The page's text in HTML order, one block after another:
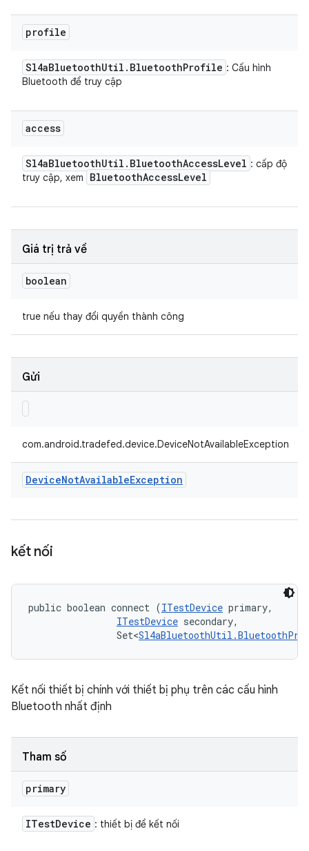
profile
Sl4aBluetoothUtil . BluetoothProfile : Cấu hình
Bluetooth để truy cập
access
Sl4aBluetoothUtil . BluetoothAccessLevel : cấp độ
truy cập, xem
BluetoothAccessLevel
Giá trị trả về
boolean
true nếu thay đổi quyền thành công
Gửi
com.android.tradefed.device.DeviceNotAvailableException
DeviceNotAvailableException
kết nối
public boolean connect (ITestDevice primary,
ITestDevice secondary,
                Set<
Kết nối thiết bị chính với thiết bị phụ trên các cấu hình
Bluetooth nhất định
Tham số
primary
ITestDevice : thiết bị để kết nối